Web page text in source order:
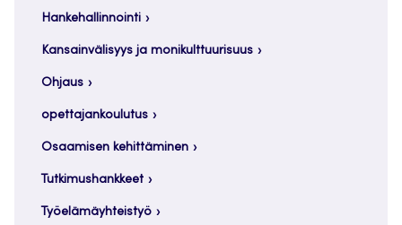
Hankehallinnointi
Kansainvälisyys ja monikulttuurisuus
Ohjaus
opettajankoulutus
Osaamisen kehittäminen
Tutkimushankkeet
Työelämäyhteistyö